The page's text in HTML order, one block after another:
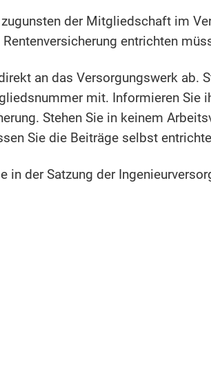
der Mitgliedschaft im
entrichten
an das Versorgungswerk ab.
mit. Informieren Sie
Stehen Sie in keinem
Sie die Beiträge selbst
in der Satzung der